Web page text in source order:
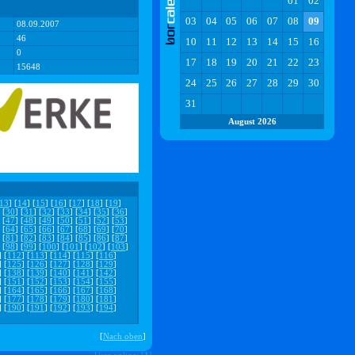
08.09.2007
46
0
15648
13] [14] [15] [16] [17] [18] [19]
[30] [31 ] [32] [33] [34] [35] [36]
[47] [48] [49] [50] [51 ] [52] [53]
[64] [65] [66] [67] [68] [69] [70]
[81 ] [82] [83] [84] [85] [86] [87]
[98] [99] [100] [101 ] [102] [103]
[112] [113] [114] [115] [116]
[125] [126] [127] [128] [129]
[138] [139] [140] [141 ] [142]
[151 ] [152] [153] [154] [155]
[164] [165] [166] [167] [168]
[177] [178] [179] [180] [181 ]
[190] [191 ] [192] [193] [194]
[Nach oben]
03
04 05 06 07 08
09
10
11 12 13 14 15
16
17
18 19 20 21 22
23
24
25 26 27 28 29
30
31
August 2026